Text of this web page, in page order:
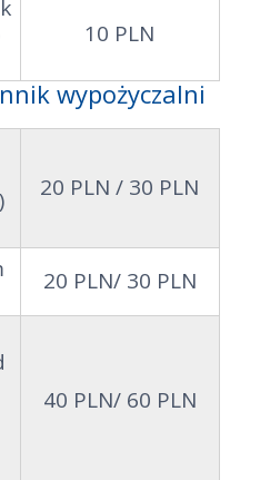
10 PLN
wypożyczalni
20 PLN / 30 PLN
20 PLN/ 30 PLN
40 PLN/ 60 PLN